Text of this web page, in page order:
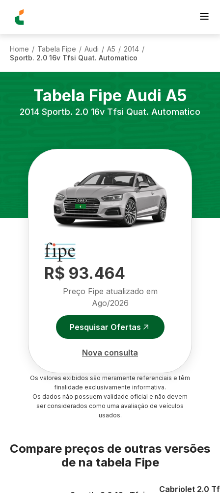
Home / Tabela Fipe / Audi / A5 / 2014 /
Sportb. 2.0 16v Tfsi Quat. Automatico
Tabela Fipe Audi A5
2014 Sportb. 2.0 16v Tfsi Quat. Automatico
R$ 93.464
Preço Fipe atualizado em
Ago/2026
Pesquisar Ofertas
Nova consulta
Os valores exibidos são meramente referenciais e têm
finalidade exclusivamente informativa.
Os dados não possuem validade oficial e não devem
ser considerados como uma avaliação de veículos
usados.
Compare preços de outras versões
de na tabela Fipe
Cabriolet 2.0